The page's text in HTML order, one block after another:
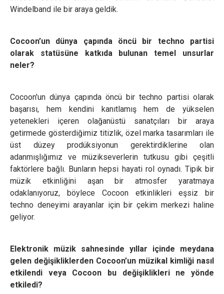
Windelband ile bir araya geldik.
Cocoon’un dünya çapında öncü bir techno partisi
olarak statüsüne katkıda bulunan temel unsurlar
neler?
Cocoon'un dünya çapında öncü bir techno partisi olarak
başarısı, hem kendini kanıtlamış hem de yükselen
yetenekleri içeren olağanüstü sanatçıları bir araya
getirmede gösterdiğimiz titizlik, özel marka tasarımları ile
üst düzey prodüksiyonun gerektirdiklerine olan
adanmışlığımız ve müzikseverlerin tutkusu gibi çeşitli
faktörlere bağlı. Bunların hepsi hayati rol oynadı. Tipik bir
müzik etkinliğini aşan bir atmosfer yaratmaya
odaklanıyoruz, böylece Cocoon etkinlikleri eşsiz bir
techno deneyimi arayanlar için bir çekim merkezi haline
geliyor.
Elektronik müzik sahnesinde yıllar içinde meydana
gelen değişikliklerden Cocoon’un müzikal kimliği nasıl
etkilendi veya Cocoon bu değişiklikleri ne yönde
etkiledi?